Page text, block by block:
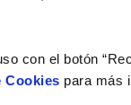
con el botón
Cookies para más